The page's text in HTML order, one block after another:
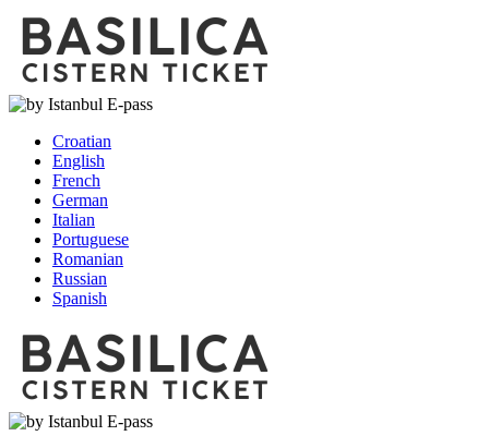
Croatian
English
French
German
Italian
Portuguese
Romanian
Russian
Spanish